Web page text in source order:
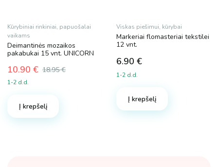
Kūrybiniai rinkiniai, papuošalai
vaikams
Deimantinės mozaikos
pakabukai 15 vnt. UNICORN
18.95€
Original
price
18.95 €.
10.90 €
Current
price
10.90 €.
1-2 d.d.
Į krepšelį
Viskas piešimui, kūrybai
Markeriai flomasteriai tekstilei
12 vnt.
6.90 €
1-2 d.d.
Į krepšelį